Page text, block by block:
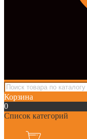
Корзина
0
Список категорий